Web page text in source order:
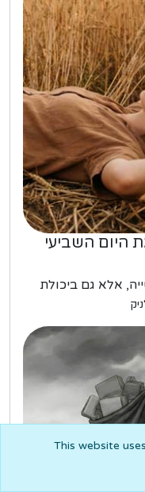
היום השביעי
אלא גם ביכולת
This website